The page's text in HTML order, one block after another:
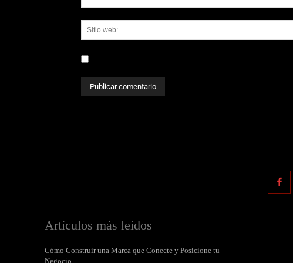
Artículos más leídos
Cómo Construir una Marca que Conecte y Posicione tu
Negocio